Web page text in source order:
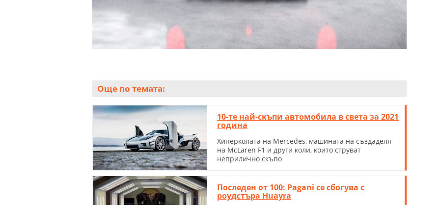
Още по темата:
10-те най-скъпи автомобила в света за 2021
година
Хиперколата на Mercedes, машината на създаделя
на McLaren F1 и други коли, които струват
неприлично скъпо
Последен от 100: Pagani се сбогува с
роудстъра Huayra